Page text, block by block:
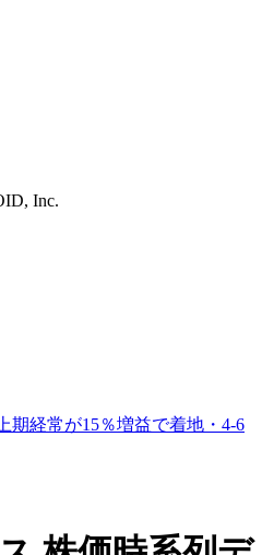
Inc.
上期経常が15％増益で着地・4-6